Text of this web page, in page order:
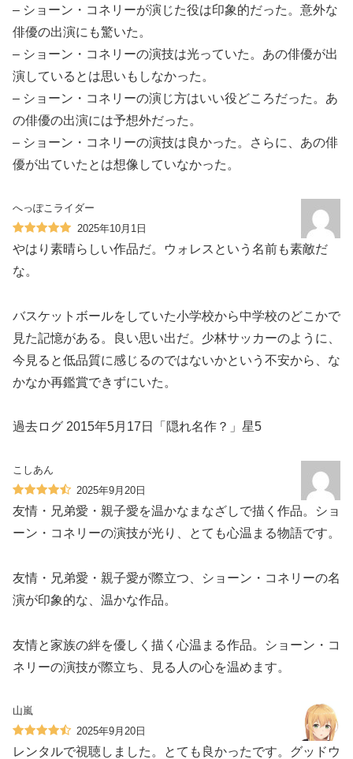
– ショーン・コネリーが演じた役は印象的だった。意外な
俳優の出演にも驚いた。
– ショーン・コネリーの演技は光っていた。あの俳優が出
演しているとは思いもしなかった。
– ショーン・コネリーの演じ方はいい役どころだった。あ
の俳優の出演には予想外だった。
– ショーン・コネリーの演技は良かった。さらに、あの俳
優が出ていたとは想像していなかった。
へっぽこライダー
2025年10月1日
やはり素晴らしい作品だ。ウォレスという名前も素敵だ
な。
バスケットボールをしていた小学校から中学校のどこかで
見た記憶がある。良い思い出だ。少林サッカーのように、
今見ると低品質に感じるのではないかという不安から、な
かなか再鑑賞できずにいた。
過去ログ 2015年5月17日「隠れ名作？」星5
こしあん
2025年9月20日
友情・兄弟愛・親子愛を温かなまなざしで描く作品。ショ
ーン・コネリーの演技が光り、とても心温まる物語です。
友情・兄弟愛・親子愛が際立つ、ショーン・コネリーの名
演が印象的な、温かな作品。
友情と家族の絆を優しく描く心温まる作品。ショーン・コ
ネリーの演技が際立ち、見る人の心を温めます。
山嵐
2025年9月20日
レンタルで視聴しました。とても良かったです。グッドウ